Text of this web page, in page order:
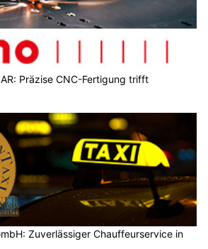
Präzise CNC-Fertigung trifft
Zuverlässiger Chauffeurservice in